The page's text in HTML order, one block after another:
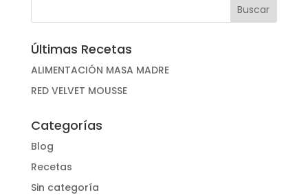
Últimas Recetas
ALIMENTACIÓN MASA MADRE
RED VELVET MOUSSE
Categorías
Blog
Recetas
Sin categoría